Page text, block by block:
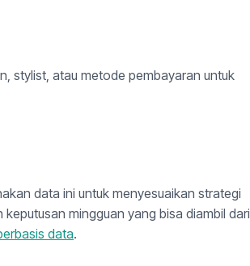
stylist, atau metode pembayaran untuk
data ini untuk menyesuaikan strategi
mingguan yang bisa diambil dari
data.